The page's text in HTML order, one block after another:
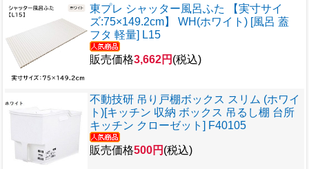
東プレ シャッター風呂ふた 【実寸サイ
ズ:75×149.2cm】 WH(ホワイト) [風呂 蓋
フタ 軽量] L15
販売価格3,662円 (税込)
不動技研 吊り戸棚ボックス スリム (ホワイ
ト)[キッチン 収納 ボックス 吊るし棚 台所
キッチン クローゼット] F40105
販売価格500円 (税込)